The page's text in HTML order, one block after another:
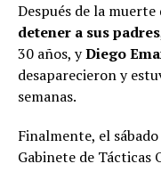
Después de la muerte
detener a sus padres
30 años, yDiego
desaparecieron y
semanas.
Finalmente, el
Gabinete de Tácticas